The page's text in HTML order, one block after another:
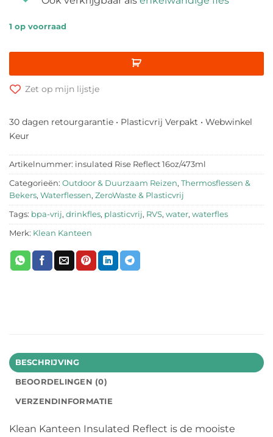
1 op voorraad
Zet op mijn lijstje
30 dagen retourgarantie • Plasticvrij Verpakt • Webwinkel
Keur
Artikelnummer: insulated Rise Reflect 16oz/473ml
Categorieën: Outdoor & Duurzaam Reizen, Thermosflessen &
Bekers, Waterflessen, ZeroWaste & Plasticvrij
Tags: bpa-vrij, drinkfles, plasticvrij, RVS, water, waterfles
Merk: Klean Kanteen
BESCHRIJVING
BEOORDELINGEN (0)
VERZENDINFORMATIE
Klean Kanteen Insulated Reflect is de mooiste